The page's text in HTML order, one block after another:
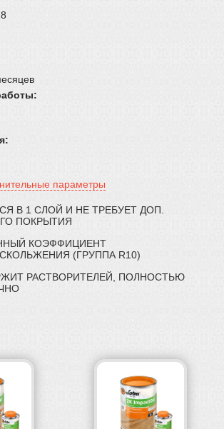
параметры
В 1 СЛОЙ И НЕ ТРЕБУЕТ ДОП.
ПОКРЫТИЯ
КОЭФФИЦИЕНТ
(ГРУППА R10)
РАСТВОРИТЕЛЕЙ, ПОЛНОСТЬЮ